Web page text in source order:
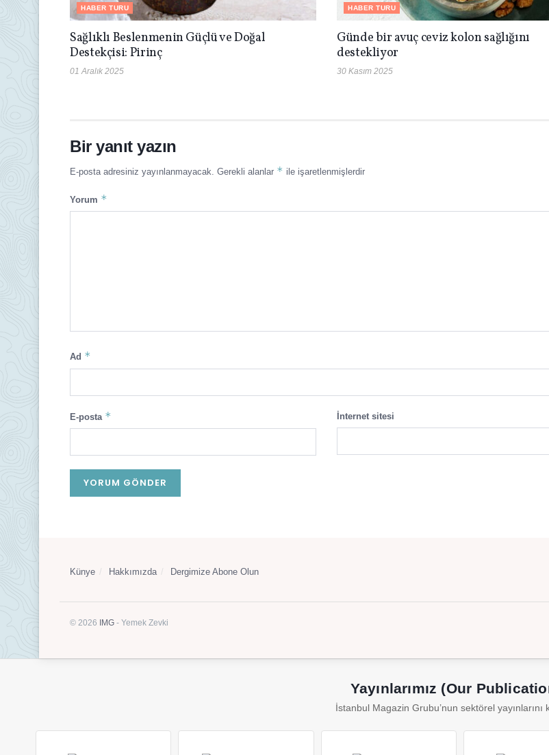
HABER TURU
Sağlıklı Beslenmenin Güçlü ve Doğal
Destekçisi: Pirinç
01 Aralık 2025
HABER TURU
Günde bir avuç ceviz kolon sağlığını
destekliyor
30 Kasım 2025
Bir yanıt yazın
E-posta adresiniz yayınlanmayacak. Gerekli alanlar * ile işaretlenmişlerdir
Yorum *
Ad *
E-posta * İnternet sitesi
Künye Hakkımızda Dergimize Abone Olun
© 2026 IMG - Yemek Zevki
Yayınlarımız (Our
İstanbul Magazin Grubu’nun sektörel yayınlarını